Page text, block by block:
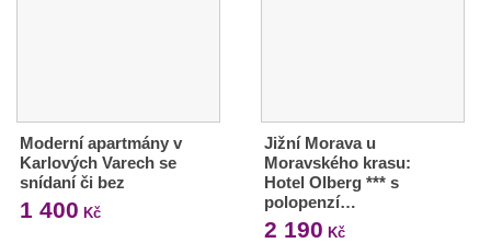
Moderní apartmány v
Karlových Varech se
snídaní či bez
1 400 Kč
Jižní Morava u
Moravského krasu:
Hotel Olberg *** s
polopenzí…
2 190 Kč